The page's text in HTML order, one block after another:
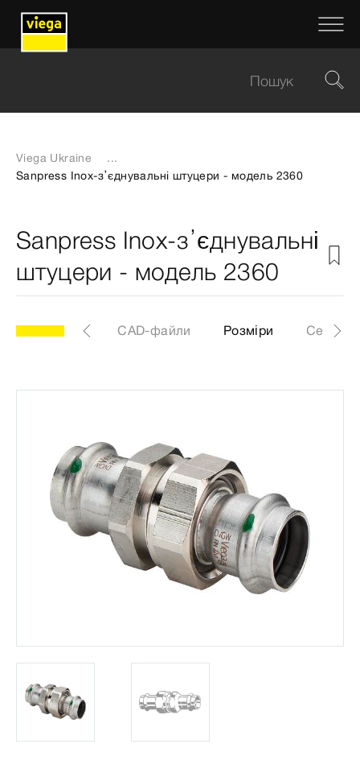
Viega Ukraine
...
Sanpress Inox-з’єднувальні штуцери - модель 2360
Sanpress Inox-з’єднувальні
штуцери - модель 2360
Артикул CAD-файли Розміри